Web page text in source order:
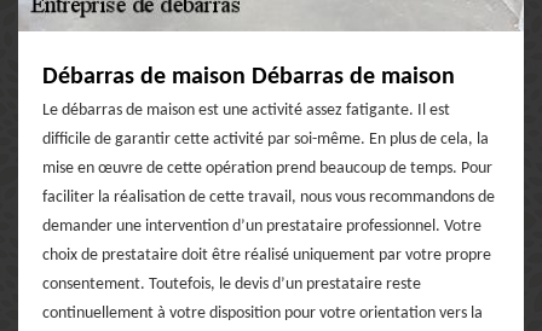
Débarras de maison Débarras de maison
Le débarras de maison est une activité assez fatigante. Il est
difficile de garantir cette activité par soi-même. En plus de cela, la
mise en œuvre de cette opération prend beaucoup de temps. Pour
faciliter la réalisation de cette travail, nous vous recommandons de
demander une intervention d’un prestataire professionnel. Votre
choix de prestataire doit être réalisé uniquement par votre propre
consentement. Toutefois, le devis d’un prestataire reste
continuellement à votre disposition pour votre orientation vers la